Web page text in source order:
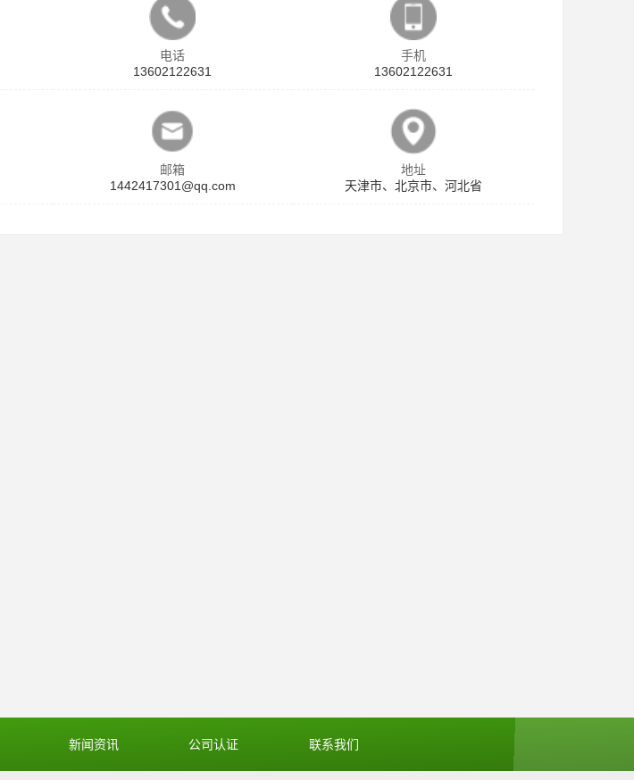
电话
13602122631
手机
13602122631
邮箱
1442417301@qq.com
地址
天津市、北京市、河北省
新闻资讯 公司认证 联系我们